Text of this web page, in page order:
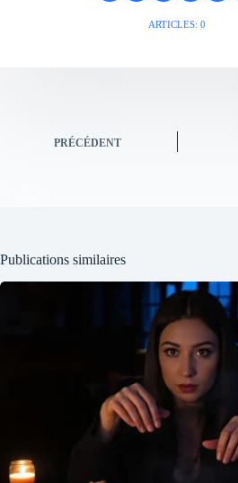
ARTICLES: 0
PRÉCÉDENT
Publications similaires